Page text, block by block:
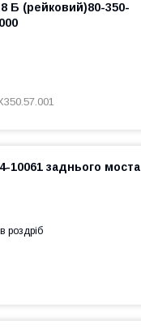
(рейковий)80-350-
10061 заднього моста
роздріб